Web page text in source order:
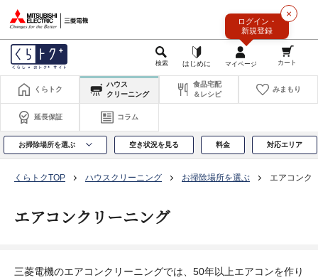
×
ログイン・
新規登録
くらトク
ハウス
クリーニング
食品宅配
＆レシピ
みまもり
延長保証 コラム
お掃除場所を選ぶ 空き状況を見る 料金 対応エリア
くらトクTOP ハウスクリーニング お掃除場所を選ぶ エアコンク
エアコンクリーニング
三菱電機のエアコンクリーニングでは、50年以上エアコンを作り